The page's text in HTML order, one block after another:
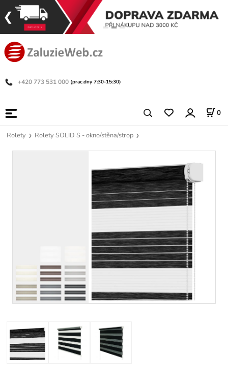
+420 773 531 000 (prac.dny 7:30-15:30)
0
Rolety Rolety SOLID S - okno/stěna/strop